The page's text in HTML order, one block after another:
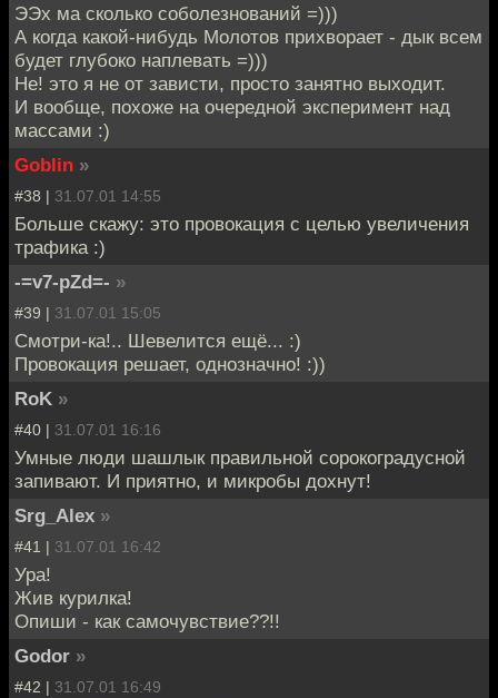
ЭЭх ма сколько соболезнований =)))
А когда какой-нибудь Молотов прихворает - дык всем
будет глубоко наплевать =)))
Не! это я не от зависти, просто занятно выходит.
И вообще, похоже на очередной эксперимент над
массами :)
Goblin »
#38 | 31.07.01 14:55
Больше скажу: это провокация с целью увеличения
трафика :)
-=v7-pZd=- »
#39 | 31.07.01 15:05
Смотри-ка!.. Шевелится ещё... :)
Провокация решает, однозначно! :))
RoK »
#40 | 31.07.01 16:16
Умные люди шашлык правильной сорокоградусной
запивают. И приятно, и микробы дохнут!
Srg_Alex »
#41 | 31.07.01 16:42
Ура!
Жив курилка!
Опиши - как самочувствие??!!
Godor »
#42 | 31.07.01 16:49